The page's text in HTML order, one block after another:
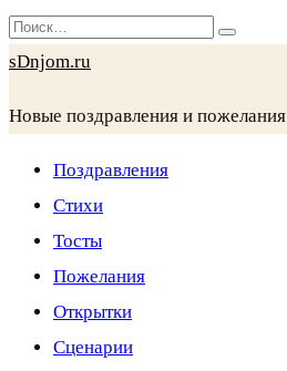
Перейти
к
Search
for:
sDnjom.ru
Новые поздравления и пожелания
Поздравления
Стихи
Тосты
Пожелания
Открытки
Сценарии